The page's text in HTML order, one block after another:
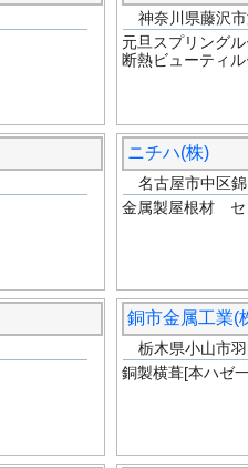
神奈川県藤沢
元旦スプリングル
断熱ビューティ
ニチハ(株)
名古屋市中区
金属製屋根材 セ
銅市金属工業(
栃木県小山市
銅製横葺[本ハゼ